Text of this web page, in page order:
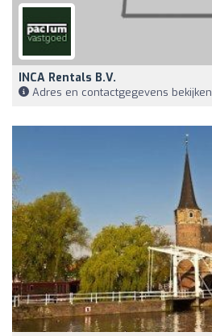
INCA Rentals B.V.
Adres en contactgegevens bekijken